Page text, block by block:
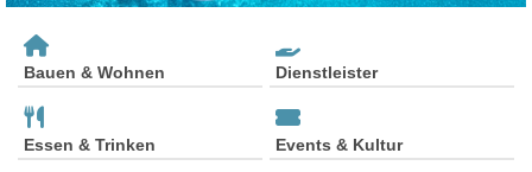
Bauen & Wohnen Dienstleister
Essen & Trinken Events & Kultur